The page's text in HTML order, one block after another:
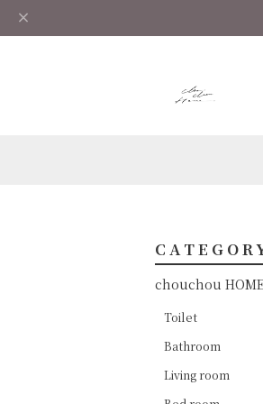
chouchou
Toilet
Bathroom
Living room